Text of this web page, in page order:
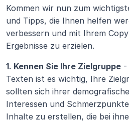
Kommen wir nun zum
und Tipps, die Ihnen helfen
verbessern und mit Ihrem
Ergebnisse zu erzielen.
1. Kennen Sie Ihre Zielgruppe -
Texten ist es wichtig, Ihre
sollten sich ihrer
Interessen und
Inhalte zu erstellen, die bei